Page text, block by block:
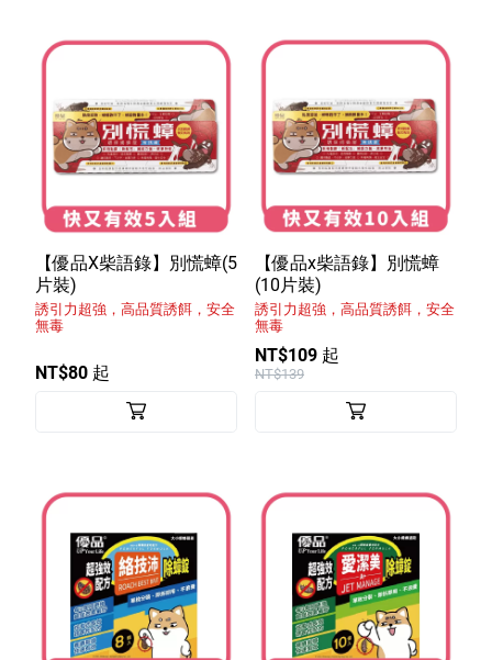
【優品X柴語錄】別慌蟑(5
片裝)
誘引力超強，高品質誘餌，安全
無毒
NT$80 起
【優品x柴語錄】別慌蟑
(10片裝)
誘引力超強，高品質誘餌，安全
無毒
NT$109 起
NT$139